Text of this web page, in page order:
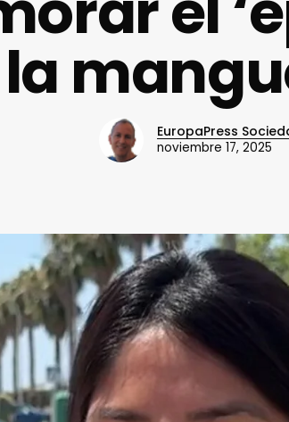
la
EuropaPress
noviembre 17, 2025